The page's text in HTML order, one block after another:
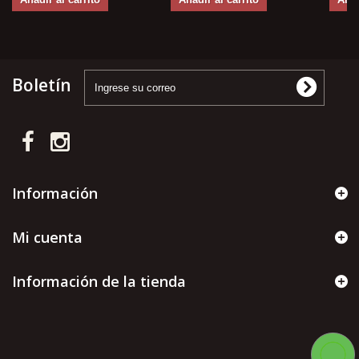
Boletín
Información
Mi cuenta
Información de la tienda